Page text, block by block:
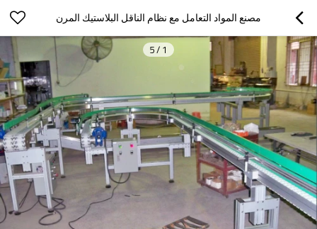
مصنع المواد التعامل مع نظام الناقل البلاستيك المرن
1
/
5